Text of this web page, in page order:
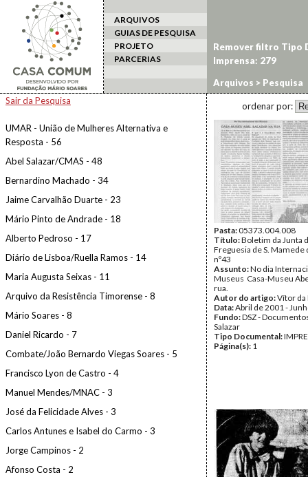
ARQUIVOS
GUIAS DE PESQUISA
PROJETO
PARCERIAS
Arquivos > Pesquisa
Sair da Pesquisa
UMAR - União de Mulheres Alternativa e
Resposta - 56
Abel Salazar/CMAS - 48
Bernardino Machado - 34
Jaime Carvalhão Duarte - 23
Mário Pinto de Andrade - 18
Alberto Pedroso - 17
Diário de Lisboa/Ruella Ramos - 14
Maria Augusta Seixas - 11
Arquivo da Resistência Timorense - 8
Mário Soares - 8
Daniel Ricardo - 7
Combate/João Bernardo Viegas Soares - 5
Francisco Lyon de Castro - 4
Manuel Mendes/MNAC - 3
José da Felicidade Alves - 3
Carlos Antunes e Isabel do Carmo - 3
Jorge Campinos - 2
Afonso Costa - 2
Remover filtro Tipo
Imprensa: 279
ordenar por:
Pasta:05373.004.008
Título:Boletim da Junta
Freguesia de S. Mamede
nº43
Assunto:No dia
Museus  Casa-Museu
rua.
Autor do artigo:Vítor da
Data:Abril de 2001 -
Fundo:DSZ -
Salazar
Tipo Documental:
Página(s): 1